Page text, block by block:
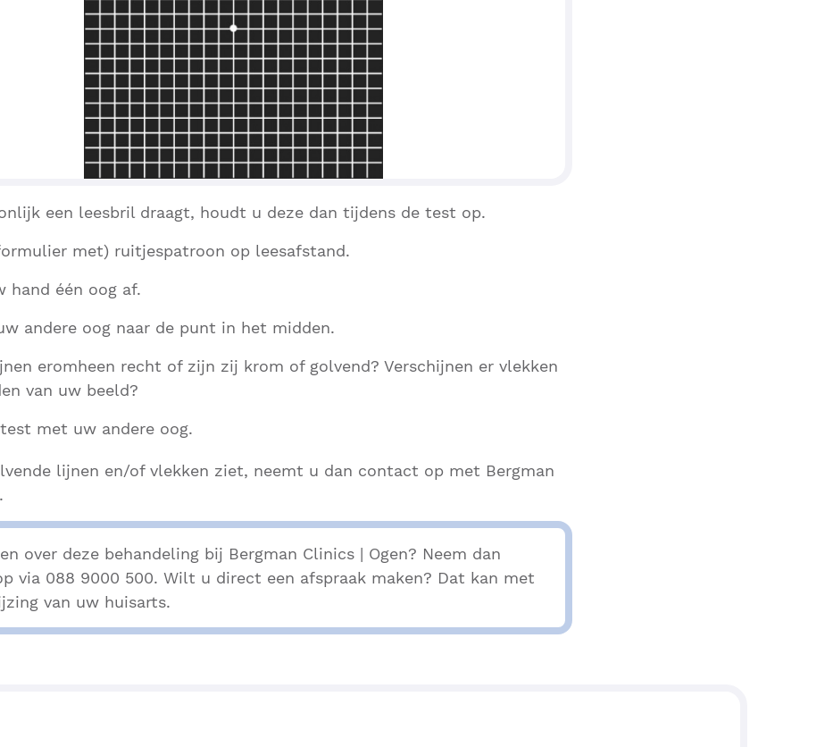
een leesbril draagt, houdt u deze dan tijdens de test op.
met) ruitjespatroon op leesafstand.
hand één oog af.
andere oog naar de punt in het midden.
eromheen recht of zijn zij krom of golvend? Verschijnen er vlekken
van uw beeld?
met uw andere oog.
lijnen en/of vlekken ziet, neemt u dan contact op met Bergman
over deze behandeling bij Bergman Clinics | Ogen? Neem dan
via 088 9000 500. Wilt u direct een afspraak maken? Dat kan met
van uw huisarts.